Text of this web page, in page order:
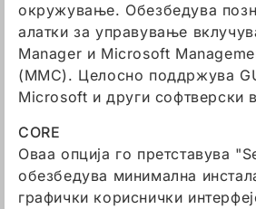
окружување. Обезбедува
алатки за управување
Manager и Microsoft
(MMC). Целосно поддржува
Microsoft и други софтверски
CORE
Оваа опција го претставува
обезбедува минимална
графички кориснички